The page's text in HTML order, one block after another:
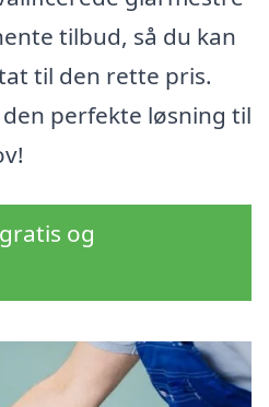
tilbud, så du kan
til den rette pris.
perfekte løsning til
og